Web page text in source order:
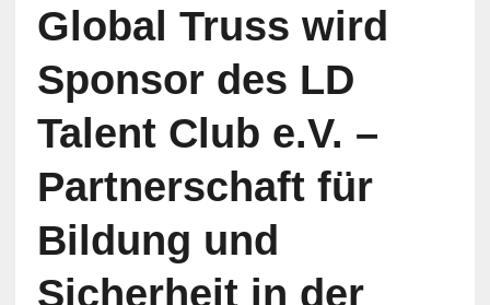
Global Truss wird
Sponsor des LD
Talent Club e.V. –
Partnerschaft für
Bildung und
Sicherheit in der